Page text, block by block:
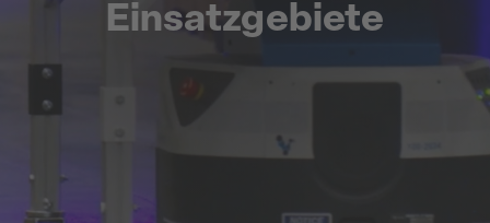
Einsatzgebiete